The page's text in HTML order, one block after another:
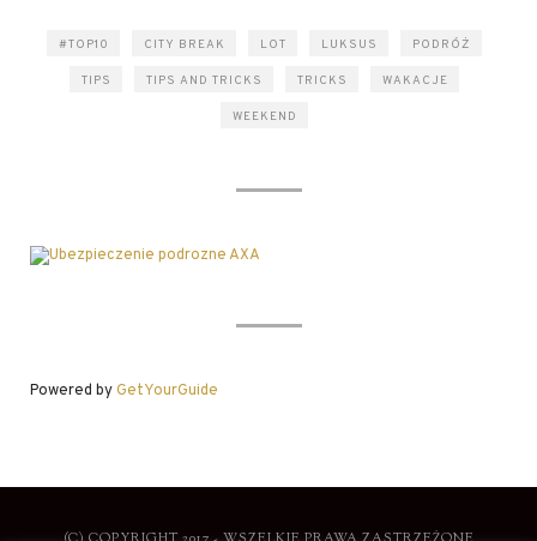
#TOP10 CITY BREAK LOT LUKSUS PODRÓŻ
TIPS TIPS AND TRICKS TRICKS WAKACJE
WEEKEND
Powered byGetYourGuide